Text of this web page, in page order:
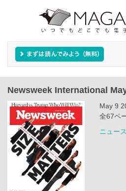
Newsweek International
May 9
全67ペ
ニュース